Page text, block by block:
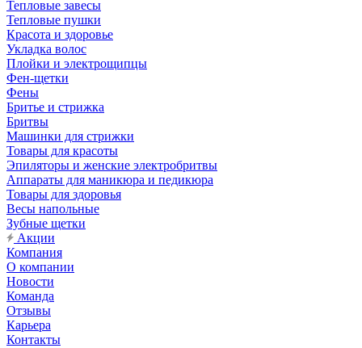
Тепловые завесы
Тепловые пушки
Красота и здоровье
Укладка волос
Плойки и электрощипцы
Фен-щетки
Фены
Бритье и стрижка
Бритвы
Машинки для стрижки
Товары для красоты
Эпиляторы и женские электробритвы
Аппараты для маникюра и педикюра
Товары для здоровья
Весы напольные
Зубные щетки
Акции
Компания
О компании
Новости
Команда
Отзывы
Карьера
Контакты